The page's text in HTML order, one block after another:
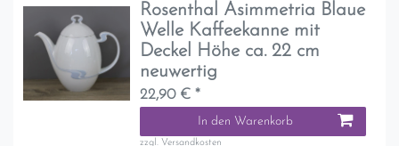
Rosenthal Asimmetria Blaue
Welle Kaffeekanne mit
Deckel Höhe ca. 22 cm
neuwertig
22,90 € *
In den Warenkorb
zzgl. Versandkosten